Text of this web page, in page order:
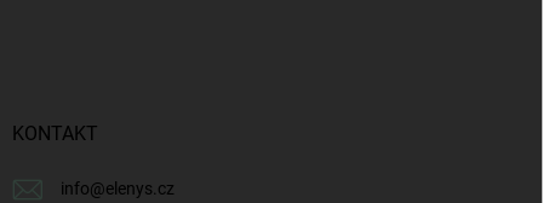
KONTAKT
info@elenys.cz